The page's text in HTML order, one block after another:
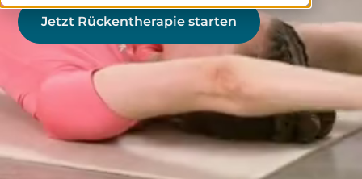
Jetzt Rückentherapie starten